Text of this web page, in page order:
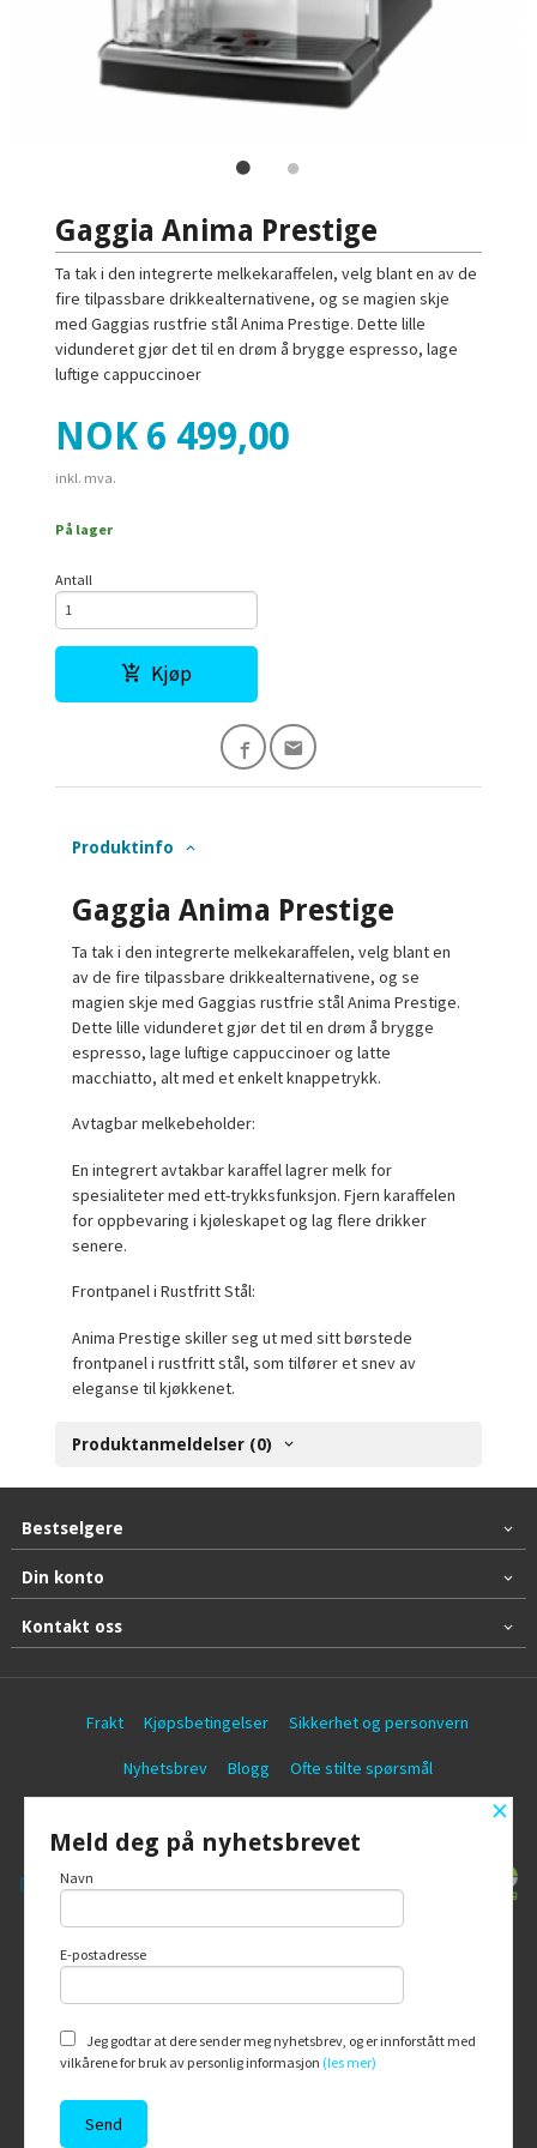
Gaggia Anima Prestige
Ta tak i den integrerte melkekaraffelen, velg blant en av de
fire tilpassbare drikkealternativene, og se magien skje
med Gaggias rustfrie stål Anima Prestige. Dette lille
vidunderet gjør det til en drøm å brygge espresso, lage
luftige cappuccinoer
Pris
NOK 6 499,00
inkl. mva.
På lager
Antall
Kjøp
Produktinfo
Gaggia Anima Prestige
Ta tak i den integrerte melkekaraffelen, velg blant en
av de fire tilpassbare drikkealternativene, og se
magien skje med Gaggias rustfrie stål Anima Prestige.
Dette lille vidunderet gjør det til en drøm å brygge
espresso, lage luftige cappuccinoer og latte
macchiatto, alt med et enkelt knappetrykk.
Avtagbar melkebeholder:
En integrert avtakbar karaffel lagrer melk for
spesialiteter med ett-trykksfunksjon. Fjern karaffelen
for oppbevaring i kjøleskapet og lag flere drikker
senere.
Frontpanel i Rustfritt Stål:
Anima Prestige skiller seg ut med sitt børstede
frontpanel i rustfritt stål, som tilfører et snev av
eleganse til kjøkkenet.
Produktanmeldelser (0)
Bestselgere
Din konto
Kontakt oss
Frakt Kjøpsbetingelser Sikkerhet og personvern
Nyhetsbrev Blogg Ofte stilte spørsmål
Vår nettbutikk bruker cookies slik at du
yte deg bedre service. Vi bruker cookies
hovedsaklig til å lagre
innloggingsdetaljer og huske hva du
bruke siden som normalt om du godtar
×
Meld deg på nyhetsbrevet
Navn
E-postadresse
Jeg godtar at dere sender meg nyhetsbrev, og er innforstått med
vilkårene for bruk av personlig informasjon (les mer)